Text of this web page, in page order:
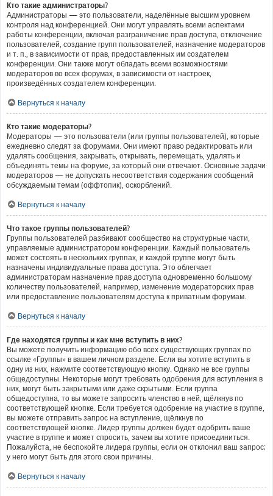
Кто такие администраторы?
Администраторы — это пользователи, наделённые высшим уровнем
контроля над конференцией. Они могут управлять всеми аспектами
работы конференции, включая разграничение прав доступа, отключение
пользователей, создание групп пользователей, назначение модераторов
и т. п., в зависимости от прав, предоставленных им создателем
конференции. Они также могут обладать всеми возможностями
модераторов во всех форумах, в зависимости от настроек,
произведённых создателем конференции.
Вернуться к началу
Кто такие модераторы?
Модераторы — это пользователи (или группы пользователей), которые
ежедневно следят за форумами. Они имеют право редактировать или
удалять сообщения, закрывать, открывать, перемещать, удалять и
объединять темы на форуме, за который они отвечают. Основные задачи
модераторов — не допускать несоответствия содержания сообщений
обсуждаемым темам (оффтопик), оскорблений.
Вернуться к началу
Что такое группы пользователей?
Группы пользователей разбивают сообщество на структурные части,
управляемые администратором конференции. Каждый пользователь
может состоять в нескольких группах, и каждой группе могут быть
назначены индивидуальные права доступа. Это облегчает
администраторам назначение прав доступа одновременно большому
количеству пользователей, например, изменение модераторских прав
или предоставление пользователям доступа к приватным форумам.
Вернуться к началу
Где находятся группы и как мне вступить в них?
Вы можете получить информацию обо всех существующих группах по
ссылке «Группы» в вашем личном разделе. Если вы хотите вступить в
одну из них, нажмите соответствующую кнопку. Однако не все группы
общедоступны. Некоторые могут требовать одобрения для вступления в
них, могут быть закрытыми или даже скрытыми. Если группа
общедоступна, то вы можете запросить членство в ней, щёлкнув по
соответствующей кнопке. Если требуется одобрение на участие в группе,
вы можете отправить запрос на вступление, щёлкнув по
соответствующей кнопке. Лидер группы должен будет одобрить ваше
участие в группе и может спросить, зачем вы хотите присоединиться.
Пожалуйста, не беспокойте лидера группы, если он отклонил ваш запрос;
у него могут быть для этого свои причины.
Вернуться к началу